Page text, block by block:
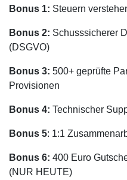
Bonus 1: Steuern
Bonus 2: Schusssicherer
(DSGVO)
Bonus 3: 500+ geprüfte
Provisionen
Bonus 4: Technischer
Bonus 5: 1:1
Bonus 6: 400 Euro
(NUR HEUTE)